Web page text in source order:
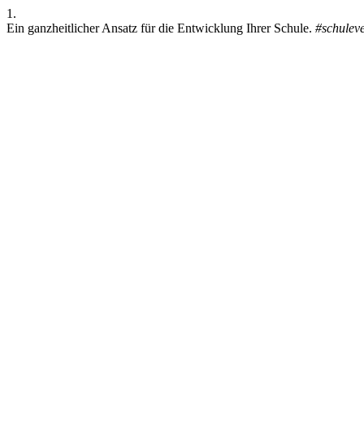
1.
Ein ganzheitlicher Ansatz für die Entwicklung Ihrer Schule.